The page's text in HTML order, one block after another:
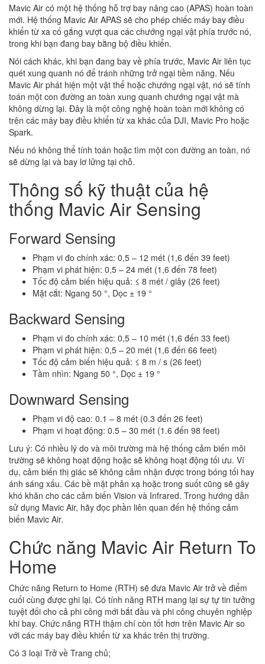
Mavic Air có một hệ thống hỗ trợ bay nâng cao (APAS) hoàn toàn
mới. Hệ thống Mavic Air APAS sẽ cho phép chiếc máy bay điều
khiển từ xa cố gắng vượt qua các chướng ngại vật phía trước nó,
trong khi bạn đang bay bằng bộ điều khiển.
Nói cách khác, khi bạn đang bay về phía trước, Mavic Air liên tục
quét xung quanh nó để tránh những trở ngại tiềm năng. Nếu
Mavic Air phát hiện một vật thể hoặc chướng ngại vật, nó sẽ tính
toán một con đường an toàn xung quanh chướng ngại vật mà
không dừng lại. Đây là một công nghệ hoàn toàn mới không có
trên các máy bay điều khiển từ xa khác của DJI, Mavic Pro hoặc
Spark.
Nếu nó không thể tính toán hoặc tìm một con đường an toàn, nó
sẽ dừng lại và bay lơ lửng tại chỗ.
Thông số kỹ thuật của hệ
thống Mavic Air Sensing
Forward Sensing
Phạm vi đo chính xác: 0,5 – 12 mét (1,6 đến 39 feet)
Phạm vi phát hiện: 0,5 – 24 mét (1,6 đến 78 feet)
Tốc độ cảm biến hiệu quả: ≤ 8 mét / giây (26 feet)
Mặt cắt: Ngang 50 °, Dọc ± 19 °
Backward Sensing
Phạm vi đo chính xác: 0,5 – 10 mét (1,6 đến 33 feet)
Phạm vi phát hiện: 0,5 – 20 mét (1,6 đến 66 feet)
Tốc độ cảm biến hiệu quả: ≤ 8 m / s (26 feet)
Tầm nhìn: Ngang 50 °, Dọc ± 19 °
Downward Sensing
Phạm vi độ cao: 0.1 – 8 mét (0.3 đến 26 feet)
Phạm vi hoạt động: 0.5 – 30 mét (1.6 đến 98 feet)
Lưu ý: Có nhiều lý do và môi trường mà hệ thống cảm biến môi
trường sẽ không hoạt động hoặc sẽ không hoạt động tối ưu. Ví
dụ, cảm biến thị giác sẽ không cảm nhận được trong bóng tối hay
ánh sáng xấu. Các bề mặt phản xạ hoặc trong suốt cũng sẽ gây
khó khăn cho các cảm biến Vision và Infrared. Trong hướng dẫn
sử dụng Mavic Air, hãy đọc phần liên quan đến hệ thống cảm
biến Mavic Air.
Chức năng Mavic Air Return To
Home
Chức năng Return to Home (RTH) sẽ đưa Mavic Air trở về điểm
cuối cùng được ghi lại. Có tính năng RTH mang lại sự tự tin tưởng
tuyệt đối cho cả phi công mới bắt đầu và phi công chuyên nghiệp
khi bay. Chức năng RTH thậm chí còn tốt hơn trên Mavic Air so
với các máy bay điều khiển từ xa khác trên thị trường.
Có 3 loại Trở về Trang chủ;